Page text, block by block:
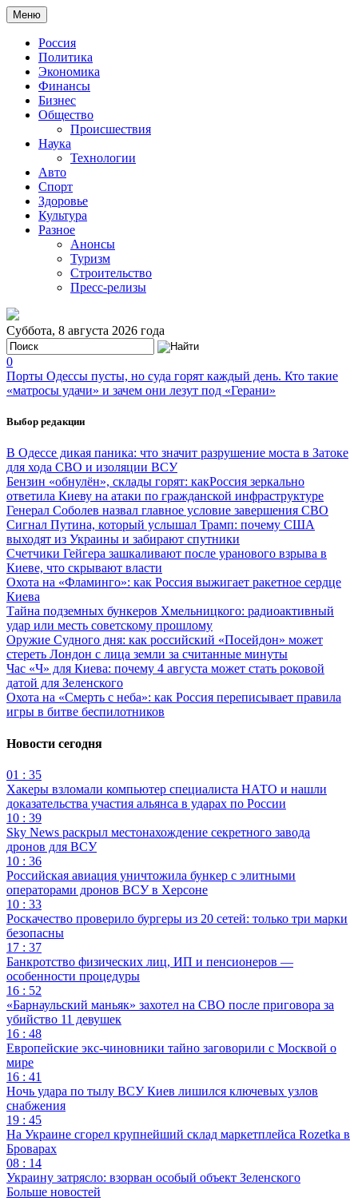
Меню
Россия
Политика
Экономика
Финансы
Бизнес
Общество
Происшествия
Наука
Технологии
Авто
Спорт
Здоровье
Культура
Разное
Анонсы
Туризм
Строительство
Пресс-релизы
Суббота, 8 августа 2026 года
0
Порты Одессы пусты, но суда горят каждый день. Кто такие
«матросы удачи» и зачем они лезут под «Герани»
Выбор редакции
В Одессе дикая паника: что значит разрушение моста в Затоке
для хода СВО и изоляции ВСУ
Бензин «обнулён», склады горят: какРоссия зеркально
ответила Киеву на атаки по гражданской инфраструктуре
Генерал Соболев назвал главное условие завершения СВО
Сигнал Путина, который услышал Трамп: почему США
выходят из Украины и забирают спутники
Счетчики Гейгера зашкаливают после уранового взрыва в
Киеве, что скрывают власти
Охота на «Фламинго»: как Россия выжигает ракетное сердце
Киева
Тайна подземных бункеров Хмельницкого: радиоактивный
удар или месть советскому прошлому
Оружие Судного дня: как российский «Посейдон» может
стереть Лондон с лица земли за считанные минуты
Час «Ч» для Киева: почему 4 августа может стать роковой
датой для Зеленского
Охота на «Смерть с неба»: как Россия переписывает правила
игры в битве беспилотников
Новости сегодня
01 : 35
Хакеры взломали компьютер специалиста НАТО и нашли
доказательства участия альянса в ударах по России
10 : 39
Sky News раскрыл местонахождение секретного завода
дронов для ВСУ
10 : 36
Российская авиация уничтожила бункер с элитными
операторами дронов ВСУ в Херсоне
10 : 33
Роскачество проверило бургеры из 20 сетей: только три марки
безопасны
17 : 37
Банкротство физических лиц, ИП и пенсионеров —
особенности процедуры
16 : 52
«Барнаульский маньяк» захотел на СВО после приговора за
убийство 11 девушек
16 : 48
Европейские экс-чиновники тайно заговорили с Москвой о
мире
16 : 41
Ночь удара по тылу ВСУ Киев лишился ключевых узлов
снабжения
19 : 45
На Украине сгорел крупнейший склад маркетплейса Rozetka в
Броварах
08 : 14
Украину затрясло: взорван особый объект Зеленского
Больше новостей